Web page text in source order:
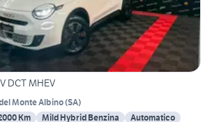
DCT MHEV
Monte Albino(SA)
Km Mild Hybrid Benzina
Automatico